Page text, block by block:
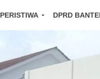
PERISTIWA DPRD